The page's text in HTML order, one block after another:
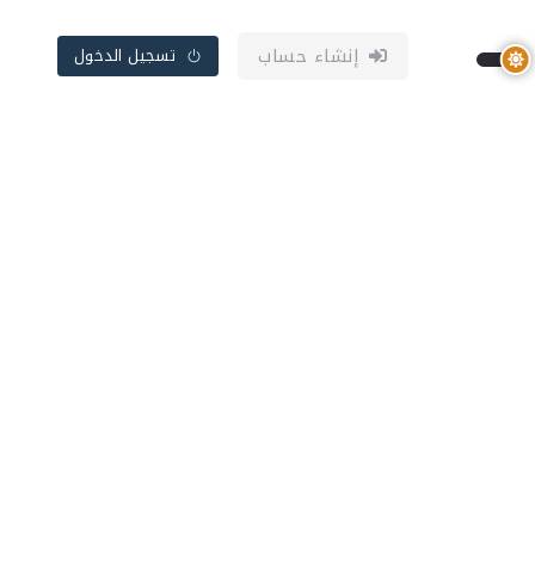
إنشاء حساب تسجيل الدخول